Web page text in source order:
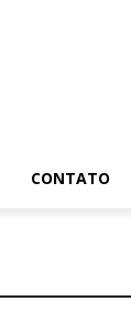
CONTATO